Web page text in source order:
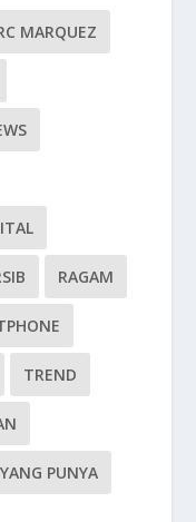
MARQUEZ
RAGAM
TREND
YANG PUNYA